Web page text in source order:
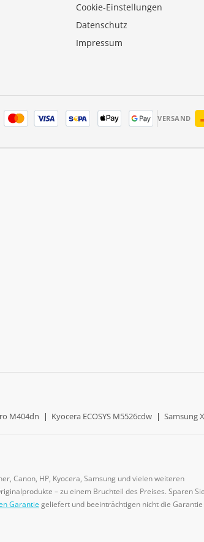
Cookie-Einstellungen
Datenschutz
Impressum
VERSAND
M404dn | Kyocera ECOSYS M5526cdw | Samsung
Canon, HP, Kyocera, Samsung und vielen weiteren
– zu einem Bruchteil des Preises. Sparen
Garantiegeliefert und beeinträchtigen nicht die Garantie